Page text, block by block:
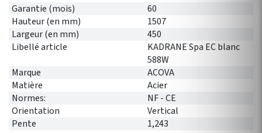
Garantie (mois)
60
Hauteur (en mm)
1507
Largeur (en mm)
450
Libellé article
KADRANE Spa EC blanc
588W
Marque
ACOVA
Matière
Acier
Normes:
NF - CE
Orientation
Vertical
Pente
1,243